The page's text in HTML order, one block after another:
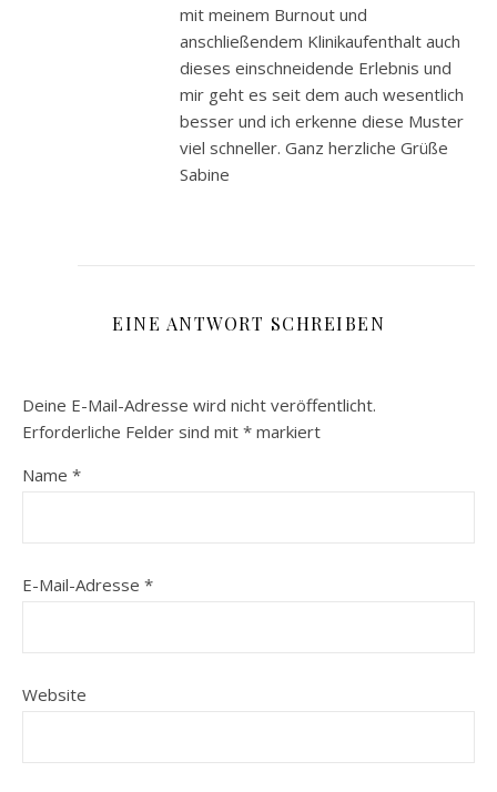
mit meinem Burnout und
anschließendem Klinikaufenthalt auch
dieses einschneidende Erlebnis und
mir geht es seit dem auch wesentlich
besser und ich erkenne diese Muster
viel schneller. Ganz herzliche Grüße
Sabine
EINE ANTWORT SCHREIBEN
Deine E-Mail-Adresse wird nicht veröffentlicht.
Erforderliche Felder sind mit * markiert
Name *
E-Mail-Adresse *
Website